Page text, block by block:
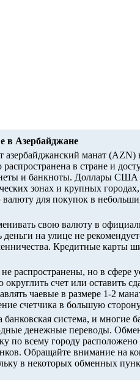
в Азербайджане
азербайджанский манат (AZN)
в стране и
и банкноты. Доллары США
зонах и крупных
для покупок в
свою валюту в
на улице не
Кредитные карты
распространены, но в сфере
округлить счет или оставить
чаевые в размере 1-2
счетчика в большую
система, и многие
денежные переводы.
по всему городу
Обращайте внимание на
в некоторых обменных